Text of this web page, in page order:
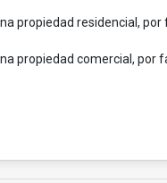
propiedad residencial, por
propiedad comercial, por